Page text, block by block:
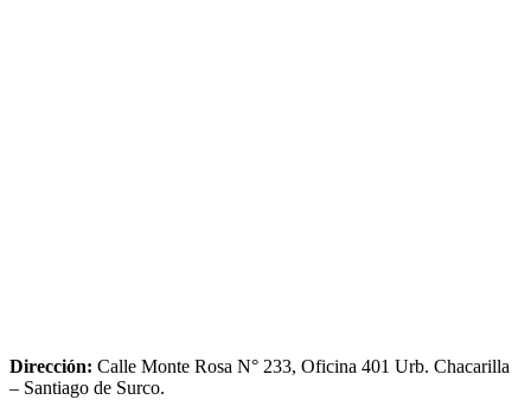
Dirección: Calle Monte Rosa N° 233, Oficina 401 Urb. Chacarilla
– Santiago de Surco.